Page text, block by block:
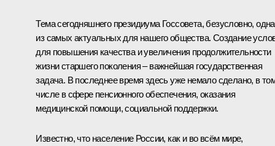
Тема сегодняшнего президиума Госсовета, безусловно, одна
из самых актуальных для нашего общества. Создание
для повышения качества и увеличения продолжительности
жизни старшего поколения – важнейшая государственная
задача. В последнее время здесь уже немало сделано, в
числе в сфере пенсионного обеспечения, оказания
медицинской помощи, социальной поддержки.
Известно, что население России, как и во всём мире,